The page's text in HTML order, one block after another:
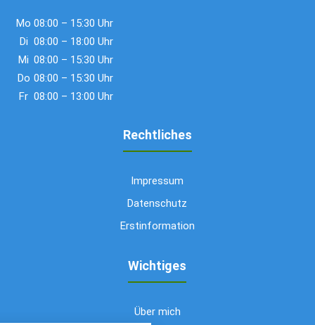
Mo 08:00 – 15:30 Uhr
Di 08:00 – 18:00 Uhr
Mi 08:00 – 15:30 Uhr
Do 08:00 – 15:30 Uhr
Fr 08:00 – 13:00 Uhr
Rechtliches
Impressum
Datenschutz
Erstinformation
Wichtiges
Über mich